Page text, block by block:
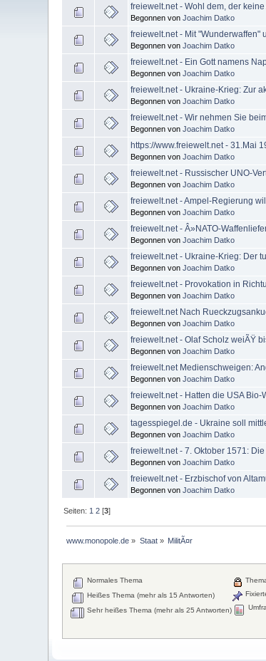
freiewelt.net - Wohl dem, der
Begonnen vonJoachim Datko
freiewelt.net - Mit "Wunderwaffen"
Begonnen vonJoachim Datko
freiewelt.net - Ein Gott namens
Begonnen vonJoachim Datko
freiewelt.net - Ukraine-Krieg: Zur
Begonnen vonJoachim Datko
freiewelt.net - Wir nehmen Sie
Begonnen vonJoachim Datko
https://www.freiewelt.net - 31.Mai
Begonnen vonJoachim Datko
freiewelt.net - Russischer UNO-
Begonnen vonJoachim Datko
freiewelt.net - Ampel-Regierung
Begonnen vonJoachim Datko
freiewelt.net - Â»NATO-
Begonnen vonJoachim Datko
freiewelt.net - Ukraine-Krieg: Der
Begonnen vonJoachim Datko
freiewelt.net - Provokation in
Begonnen vonJoachim Datko
freiewelt.net Nach
Begonnen vonJoachim Datko
freiewelt.net - Olaf Scholz weiÃŸ
Begonnen vonJoachim Datko
freiewelt.net Medienschweigen:
Begonnen vonJoachim Datko
freiewelt.net - Hatten die USA
Begonnen vonJoachim Datko
tagesspiegel.de - Ukraine soll
Begonnen vonJoachim Datko
freiewelt.net - 7. Oktober 1571:
Begonnen vonJoachim Datko
freiewelt.net - Erzbischof von
Begonnen vonJoachim Datko
Seiten: 1 2 [3]
www.monopole.de » Staat» MilitÃ¤r
Normales Thema
Heißes Thema (mehr als 15 Antworten)
Sehr heißes Thema (mehr als 25 Antworten)